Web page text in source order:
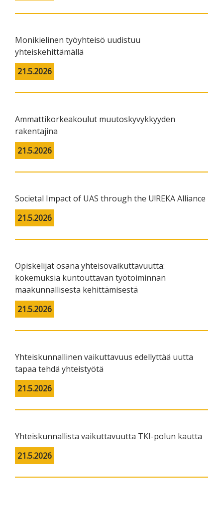
Monikielinen työyhteisö uudistuu
yhteiskehittämällä
21.5.2026
Ammattikorkeakoulut muutoskyvykkyyden
rakentajina
21.5.2026
Societal Impact of UAS through the U!REKA Alliance
21.5.2026
Opiskelijat osana yhteisövaikuttavuutta:
kokemuksia kuntouttavan työtoiminnan
maakunnallisesta kehittämisestä
21.5.2026
Yhteiskunnallinen vaikuttavuus edellyttää uutta
tapaa tehdä yhteistyötä
21.5.2026
Yhteiskunnallista vaikuttavuutta TKI-polun kautta
21.5.2026